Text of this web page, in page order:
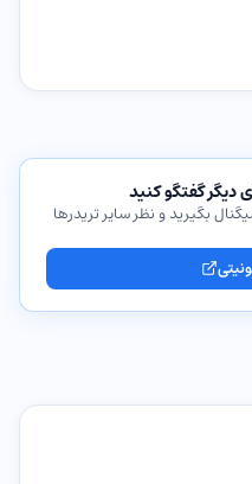
دیگر گفتگو کنید
بگیرید و نظر سایر تریدرها